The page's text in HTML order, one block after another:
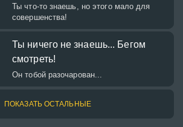
Ты что-то знаешь, но этого мало для
совершенства!
Ты ничего не знаешь... Бегом
смотреть!
Он тобой разочарован...
ПОКАЗАТЬ ОСТАЛЬНЫЕ